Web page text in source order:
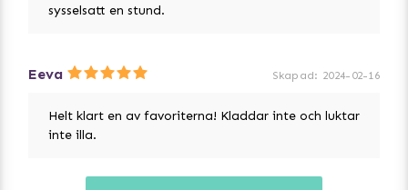
sysselsatt en stund.
Eeva Skapad: 2024-02-16
Helt klart en av favoriterna! Kladdar inte och luktar
inte illa.